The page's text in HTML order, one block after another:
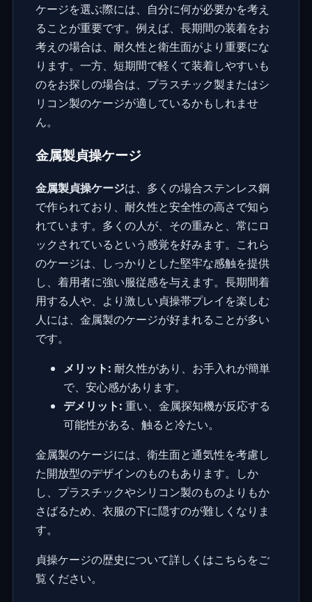
ケージを選ぶ際には、自分に何が必要かを考え
ることが重要です。例えば、長期間の装着をお
考えの場合は、耐久性と衛生面がより重要にな
ります。一方、短期間で軽くて装着しやすいも
のをお探しの場合は、プラスチック製またはシ
リコン製のケージが適しているかもしれませ
ん。
金属製貞操ケージ
金属製貞操ケージは、多くの場合ステンレス鋼
で作られており、耐久性と安全性の高さで知ら
れています。多くの人が、その重みと、常にロ
ックされているという感覚を好みます。これら
のケージは、しっかりとした堅牢な感触を提供
し、着用者に強い服従感を与えます。長期間着
用する人や、より激しい貞操帯プレイを楽しむ
人には、金属製のケージが好まれることが多い
です。
メリット: 耐久性があり、お手入れが簡単
で、安心感があります。
デメリット: 重い、金属探知機が反応する
可能性がある、触ると冷たい。
金属製のケージには、衛生面と通気性を考慮し
た開放型のデザインのものもあります。しか
し、プラスチックやシリコン製のものよりもか
さばるため、衣服の下に隠すのが難しくなりま
す。
貞操ケージの歴史について詳しくはこちらをご
覧ください。